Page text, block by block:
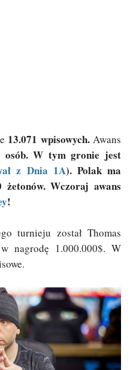
13.071 wpisowych.Awans
osób. W tym gronie jest
z Dnia 1A). Polak ma
Wczoraj awans
!
turnieju został Thomas
nagrodę 1.000.000$. W